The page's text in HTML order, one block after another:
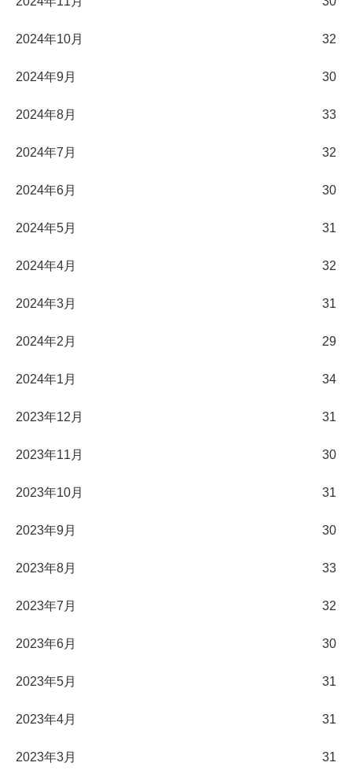
2024年10月 32
2024年9月 30
2024年8月 33
2024年7月 32
2024年6月 30
2024年5月 31
2024年4月 32
2024年3月 31
2024年2月 29
2024年1月 34
2023年12月 31
2023年11月 30
2023年10月 31
2023年9月 30
2023年8月 33
2023年7月 32
2023年6月 30
2023年5月 31
2023年4月 31
2023年3月 31